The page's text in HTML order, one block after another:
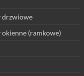
drzwiowe
(ramkowe)